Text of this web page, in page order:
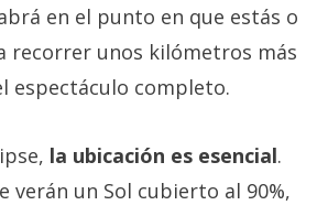
en el punto en que estás o
recorrer unos kilómetros más
espectáculo completo.
la ubicación es esencial.
verán un Sol cubierto al 90%,